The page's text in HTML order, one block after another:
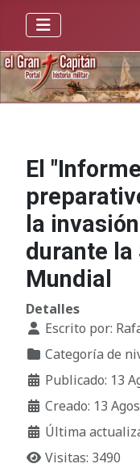
El
la
durante la
Mundial
Detalles
Escrito por:
Categoría de
Publicado: 13
Creado: 13
Última
Visitas: 3490